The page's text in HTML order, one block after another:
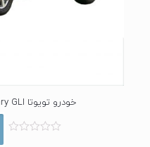
خودرو تویوتا Camry GLI اتوماتیک سال 2006